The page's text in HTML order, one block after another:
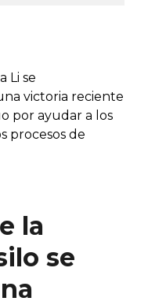
Li se
victoria reciente
por ayudar a los
procesos de
la
se